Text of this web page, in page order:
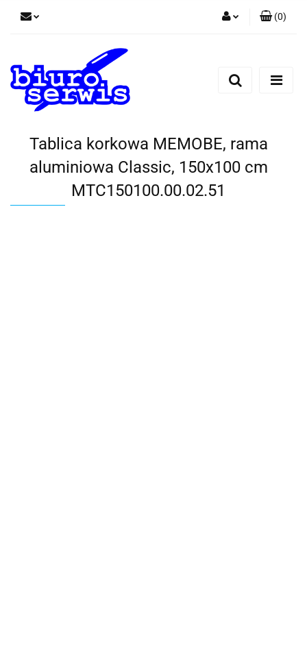
Zarejestruj się
(0)
Tablica korkowa MEMOBE, rama
aluminiowa Classic, 150x100 cm
MTC150100.00.02.51